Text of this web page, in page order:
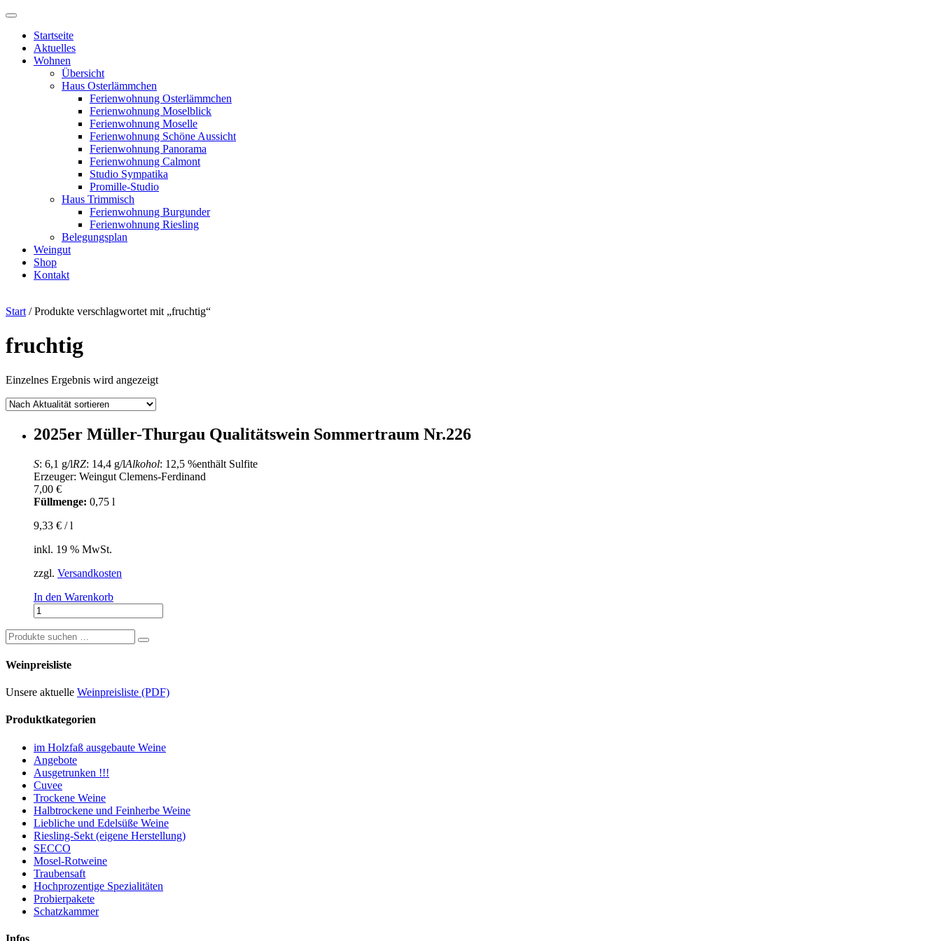
Startseite
Aktuelles
Wohnen
Übersicht
Haus Osterlämmchen
Ferienwohnung Osterlämmchen
Ferienwohnung Moselblick
Ferienwohnung Moselle
Ferienwohnung Schöne Aussicht
Ferienwohnung Panorama
Ferienwohnung Calmont
Studio Sympatika
Promille-Studio
Haus Trimmisch
Ferienwohnung Burgunder
Ferienwohnung Riesling
Belegungsplan
Weingut
Shop
Kontakt
Start / Produkte verschlagwortet mit „fruchtig“
fruchtig
Einzelnes Ergebnis wird angezeigt
2025er Müller-Thurgau Qualitätswein Sommertraum Nr.226
S: 6,1 g/lRZ: 14,4 g/lAlkohol: 12,5 %enthält Sulfite
Erzeuger: Weingut Clemens-Ferdinand
7,00 €
Füllmenge: 0,75 l
9,33 € /l
inkl. 19 % MwSt.
zzgl. Versandkosten
In den Warenkorb
2025er
Müller-
Thurgau
Qualitätswein
Sommertraum
Nr.226
Suchen
nach:
Weinpreisliste
Unsere aktuelle Weinpreisliste (PDF)
Produktkategorien
im Holzfaß ausgebaute Weine
Angebote
Ausgetrunken !!!
Cuvee
Trockene Weine
Halbtrockene und Feinherbe Weine
Liebliche und Edelsüße Weine
Riesling-Sekt (eigene Herstellung)
SECCO
Mosel-Rotweine
Traubensaft
Hochprozentige Spezialitäten
Probierpakete
Schatzkammer
Infos